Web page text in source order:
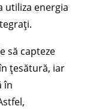
utiliza energia
să capteze
țesătură, iar
în